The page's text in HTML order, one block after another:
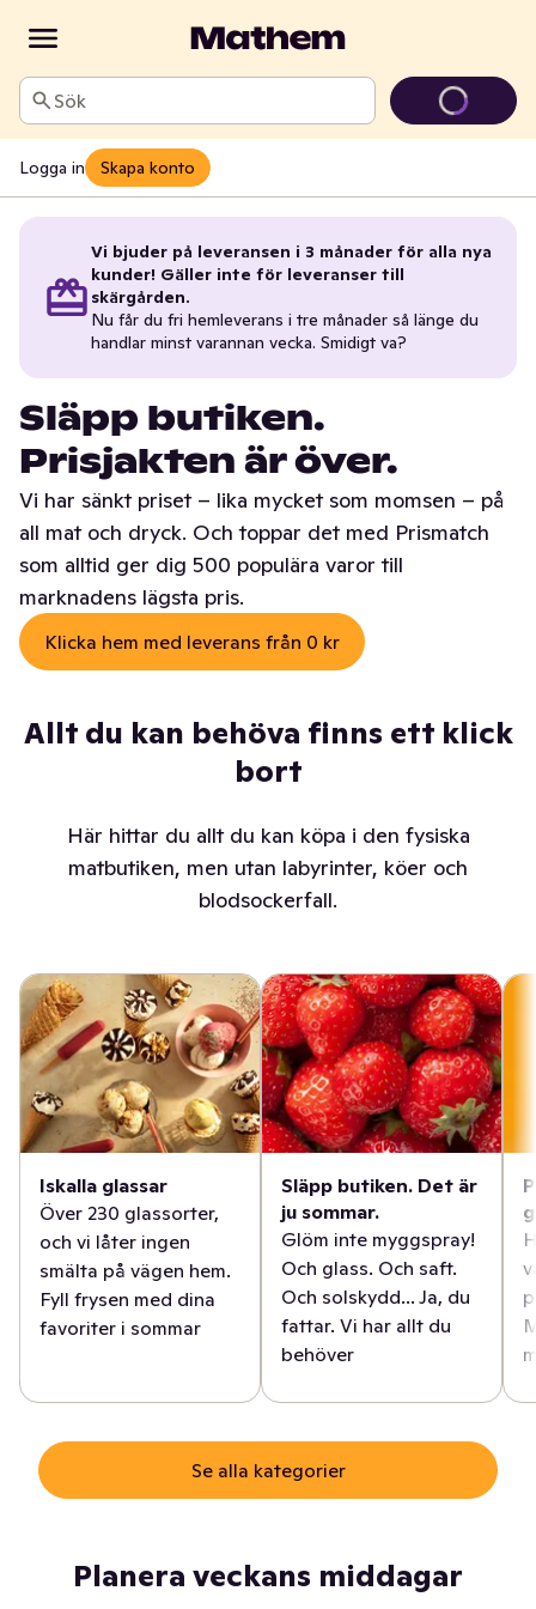
Sök
Logga in Skapa konto
Vi bjuder på leveransen i 3 månader för alla nya
kunder! Gäller inte för leveranser till
skärgården.
Nu får du fri hemleverans i tre månader så länge du
handlar minst varannan vecka. Smidigt va?
Släpp butiken.
Prisjakten är över.
Vi har sänkt priset – lika mycket som momsen – på
all mat och dryck. Och toppar det med Prismatch
som alltid ger dig 500 populära varor till
marknadens lägsta pris.
Klicka hem med leverans från 0 kr
Allt du kan behöva finns ett klick
bort
Här hittar du allt du kan köpa i den fysiska
matbutiken, men utan labyrinter, köer och
blodsockerfall.
Iskalla glassar
Över 230 glassorter,
och vi låter ingen
smälta på vägen hem.
Fyll frysen med dina
favoriter i sommar
Släpp butiken. Det är
ju sommar.
Glöm inte myggspray!
Och glass. Och saft.
Och solskydd... Ja, du
fattar. Vi har allt du
behöver
Se alla kategorier
Planera veckans middagar